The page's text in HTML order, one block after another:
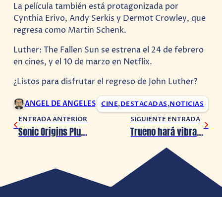
La película también está protagonizada por
Cynthia Erivo, Andy Serkis y Dermot Crowley, que
regresa como Martin Schenk.
Luther: The Fallen Sun se estrena el 24 de febrero
en cines, y el 10 de marzo en Netflix.
¿Listos para disfrutar el regreso de John Luther?
ANGEL DE ANGELES CINE,DESTACADAS,NOTICIAS
ENTRADA ANTERIOR
Sonic Origins Plus ha sido listado en Corea
SIGUIENTE ENTRADA
Trueno hará vibrar Guadalajara en marzo 2023